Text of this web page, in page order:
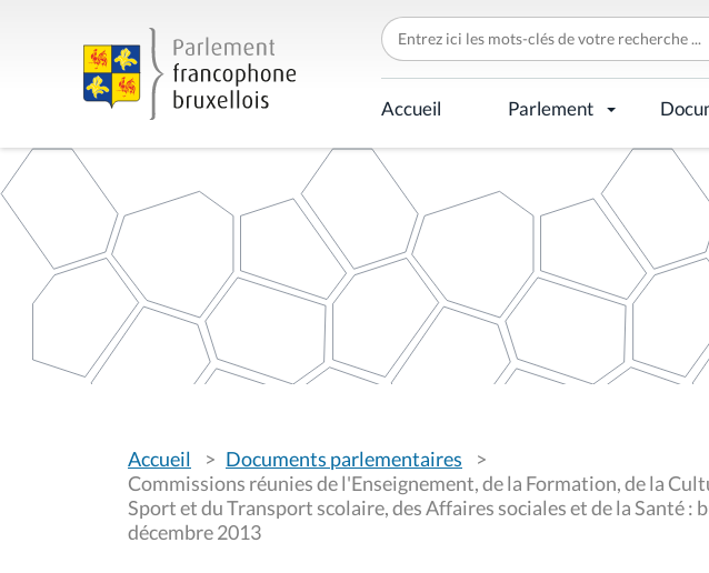
C
h
e
r
c
h
r
p
Accueil Parlement
o
u
s
ê
t
Accueil
Documents parlementaires
Commissions réunies de l'Enseignement, de la Formation, de la
Sport et du Transport scolaire, des Affaires sociales et de la Santé :
décembre 2013